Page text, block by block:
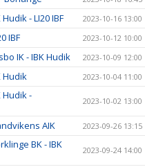
- LI20 IBF 2023-10-16 13:00
IBF 2023-10-12 10:00
IK - IBK Hudik 2023-10-09 12:00
Hudik 2023-10-04 11:00
-
2023-10-02 13:00
AIK 2023-09-26 13:15
BK - IBK
2023-09-24 14:00